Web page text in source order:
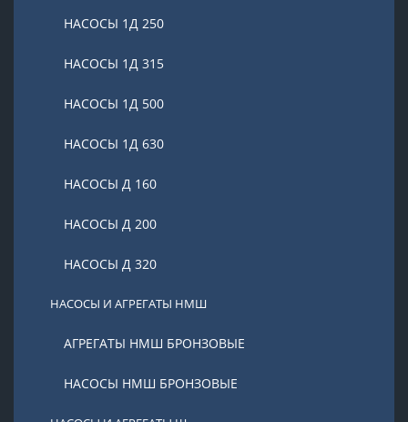
НАСОСЫ 1Д 250
НАСОСЫ 1Д 315
НАСОСЫ 1Д 500
НАСОСЫ 1Д 630
НАСОСЫ Д 160
НАСОСЫ Д 200
НАСОСЫ Д 320
НАСОСЫ И АГРЕГАТЫ НМШ
АГРЕГАТЫ НМШ БРОНЗОВЫЕ
НАСОСЫ НМШ БРОНЗОВЫЕ